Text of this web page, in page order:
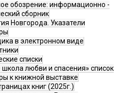
обозрение: информационно -
сборник
Новгорода. Указатели
в электронном виде
списки
любви и спасения» список
к книжной выставке
книг (2025г.)